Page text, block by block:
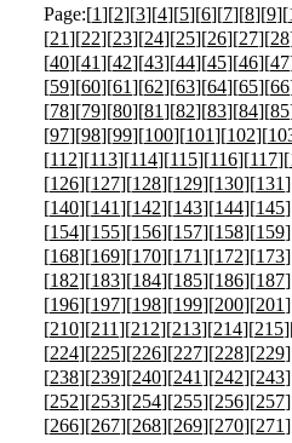
Page:[1][2][3][4][5][6][7][8][9][
[21][22][23][24][25][26][27][28
[40][41][42][43][44][45][46][47
[59][60][61][62][63][64][65][66
[78][79][80][81][82][83][84][85
[97][98][99][100][101][102][
[112][113][114][115][116][117][
[126][127][128][129][130][131
[140][141][142][143][144][145
[154][155][156][157][158][159
[168][169][170][171][172][173
[182][183][184][185][186][187
[196][197][198][199][200][201
[210][211][212][213][214][215
[224][225][226][227][228][229
[238][239][240][241][242][243
[252][253][254][255][256][257
[266][267][268][269][270][271